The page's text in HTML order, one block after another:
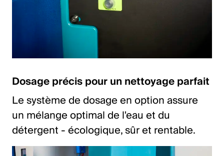
Dosage précis pour un nettoyage parfait
Le système de dosage en option assure
un mélange optimal de l'eau et du
détergent - écologique, sûr et rentable.